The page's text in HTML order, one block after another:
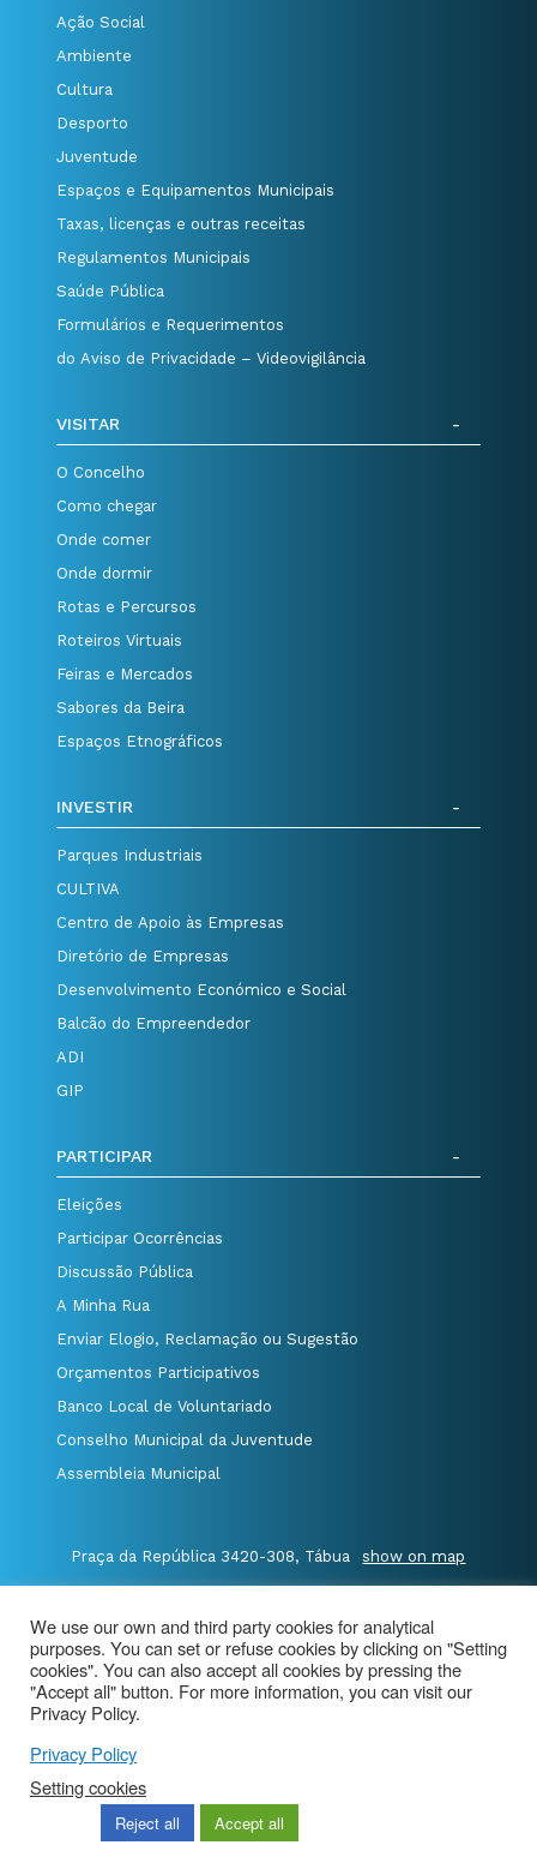
Ação Social
Ambiente
Cultura
Desporto
Juventude
Espaços e Equipamentos Municipais
Taxas, licenças e outras receitas
Regulamentos Municipais
Saúde Pública
Formulários e Requerimentos
do Aviso de Privacidade – Videovigilância
VISITAR
O Concelho
Como chegar
Onde comer
Onde dormir
Rotas e Percursos
Roteiros Virtuais
Feiras e Mercados
Sabores da Beira
Espaços Etnográficos
INVESTIR
Parques Industriais
CULTIVA
Centro de Apoio às Empresas
Diretório de Empresas
Desenvolvimento Económico e Social
Balcão do Empreendedor
ADI
GIP
PARTICIPAR
Eleições
Participar Ocorrências
Discussão Pública
A Minha Rua
Enviar Elogio, Reclamação ou Sugestão
Orçamentos Participativos
Banco Local de Voluntariado
Conselho Municipal da Juventude
Assembleia Municipal
Praça da República 3420-308, Tábua show on map
E.geral@cm-tabua.pt
@Município de Tábua | Site Map | privacy policy
|
Aviso de Privacidade - Videovigilância
We use our own and third party cookies for analytical
purposes. You can set or refuse cookies by clicking on "Setting
cookies". You can also accept all cookies by pressing the
"Accept all" button. For more information, you can visit our
Privacy Policy.
Privacy Policy
Setting cookies
Reject all Accept all